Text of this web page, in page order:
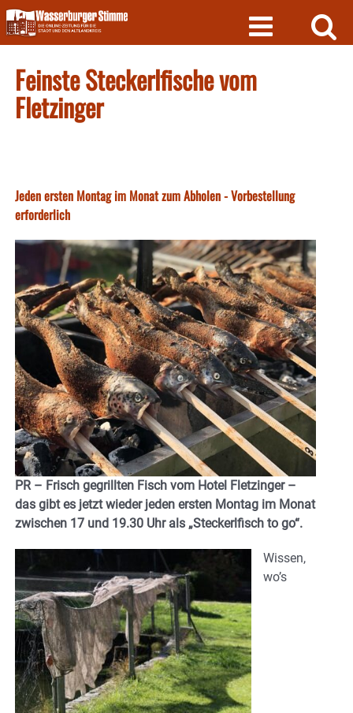
Skip
to
content
Feinste Steckerlfische vom
Fletzinger
Jeden ersten Montag im Monat zum Abholen - Vorbestellung
erforderlich
PR – Frisch gegrillten Fisch vom Hotel Fletzinger –
das gibt es jetzt wieder jeden ersten Montag im Monat
zwischen 17 und 19.30 Uhr als „Steckerlfisch to go“.
Wissen,
wo’s